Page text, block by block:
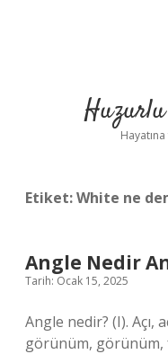
Etiket:White ne
Angle Nedir
Tarih: Ocak 15, 2025
Angle nedir? (I). Açı,
görünüm, görünüm,